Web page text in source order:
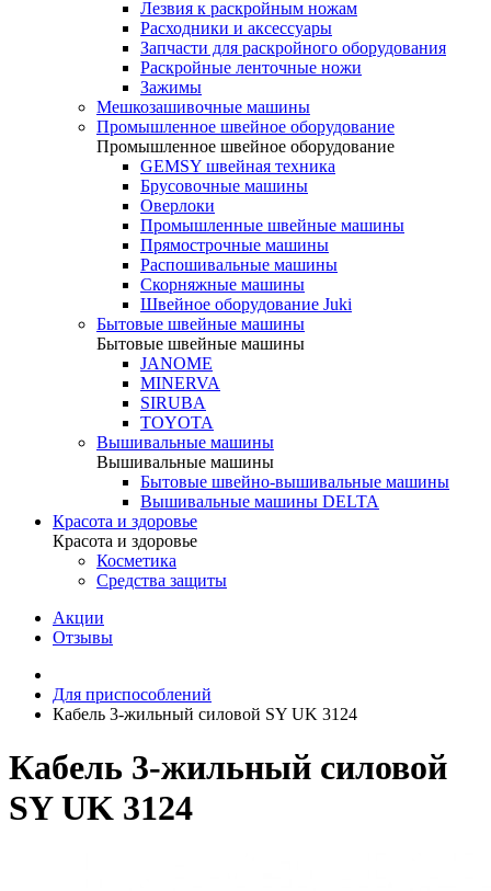
Лезвия к раскройным ножам
Расходники и аксессуары
Запчасти для раскройного оборудования
Раскройные ленточные ножи
Зажимы
Мешкозашивочные машины
Промышленное швейное оборудование
Промышленное швейное оборудование
GEMSY швейная техника
Брусовочные машины
Оверлоки
Промышленные швейные машины
Прямострочные машины
Распошивальные машины
Скорняжные машины
Швейное оборудование Juki
Бытовые швейные машины
Бытовые швейные машины
JANOME
MINERVA
SIRUBA
TOYOTA
Вышивальные машины
Вышивальные машины
Бытовые швейно-вышивальные машины
Вышивальные машины DELTA
Красота и здоровье
Красота и здоровье
Косметика
Средства защиты
Акции
Отзывы
Для приспособлений
Кабель 3-жильный силовой SY UK 3124
Кабель 3-жильный силовой
SY UK 3124